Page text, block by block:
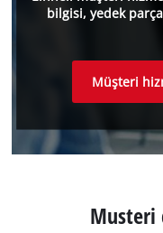
bilgisi, yedek
Müşteri
Musteri